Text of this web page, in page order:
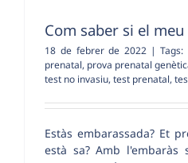
Com saber si el
18 de febrer de 2022 | Tags:
prenatal, prova prenatal
test no invasiu, test prenatal,
Estàs embarassada? Et
està sa? Amb